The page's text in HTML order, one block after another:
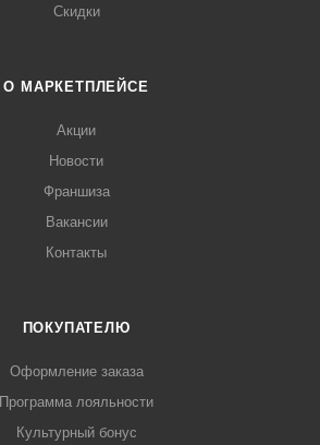
Скидки
О МАРКЕТПЛЕЙСЕ
Акции
Новости
Франшиза
Вакансии
Контакты
ПОКУПАТЕЛЮ
Оформление заказа
Программа лояльности
Культурный бонус